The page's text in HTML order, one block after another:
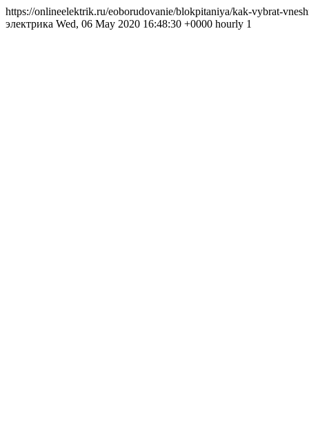
https://onlineelektrik.ru/eoborudovanie/blokpitaniya/kak-vybrat-
электрика Wed, 06 May 2020 16:48:30 +0000 hourly 1